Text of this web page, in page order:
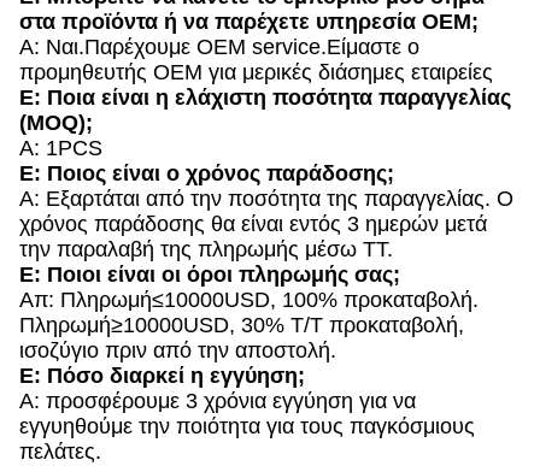
στα προϊόντα ή να παρέχετε υπηρεσία OEM;
Α: Ναι.Παρέχουμε OEM service.Είμαστε ο
προμηθευτής OEM για μερικές διάσημες εταιρείες
Ε: Ποια είναι η ελάχιστη ποσότητα παραγγελίας
(MOQ);
Α: 1PCS
Ε: Ποιος είναι ο χρόνος παράδοσης;
Α: Εξαρτάται από την ποσότητα της παραγγελίας. Ο
χρόνος παράδοσης θα είναι εντός 3 ημερών μετά
την παραλαβή της πληρωμής μέσω TT.
Ε: Ποιοι είναι οι όροι πληρωμής σας;
Απ: Πληρωμή≤10000USD, 100% προκαταβολή.
Πληρωμή≥10000USD, 30% T/T προκαταβολή,
ισοζύγιο πριν από την αποστολή.
Ε: Πόσο διαρκεί η εγγύηση;
Α: προσφέρουμε 3 χρόνια εγγύηση για να
εγγυηθούμε την ποιότητα για τους παγκόσμιους
πελάτες.